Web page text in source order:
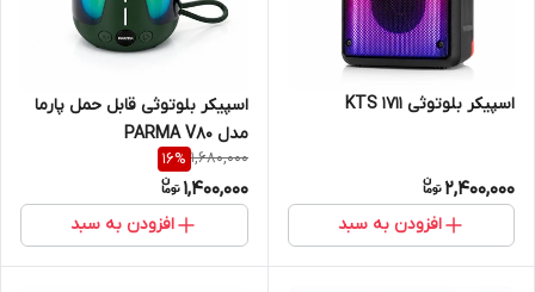
اسپیکر بلوتوثی KTS 1711
2,400,000
افزودن به سبد
اسپیکر بلوتوثی قابل حمل پارما
مدل PARMA V80
1,680,000
16%
1,400,000
افزودن به سبد